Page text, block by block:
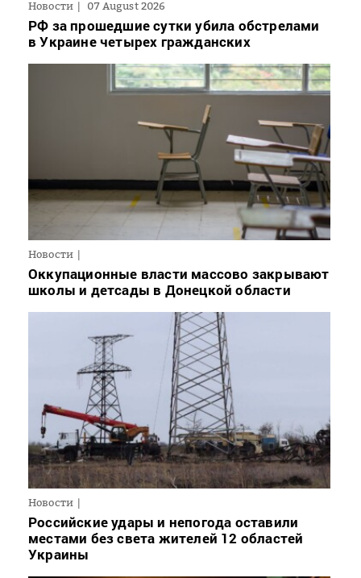
Новости 07 August 2026
РФ за прошедшие сутки убила обстрелами
в Украине четырех гражданских
Новости
Оккупационные власти массово закрывают
школы и детсады в Донецкой области
Новости
Российские удары и непогода оставили
местами без света жителей 12 областей
Украины